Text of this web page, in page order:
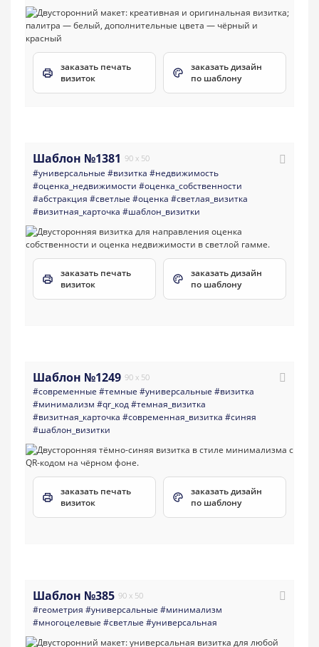
заказать печать
визиток
заказать дизайн
по шаблону
Шаблон №1381 90 x 50
#универсальные #визитка #недвижимость
#оценка_недвижимости #оценка_собственности
#абстракция #светлые #оценка #светлая_визитка
#визитная_карточка #шаблон_визитки
заказать печать
визиток
заказать дизайн
по шаблону
Шаблон №1249 90 x 50
#современные #темные #универсальные #визитка
#минимализм #qr_код#темная_визитка
#визитная_карточка #современная_визитка #синяя
#шаблон_визитки
заказать печать
визиток
заказать дизайн
по шаблону
Шаблон №385 90 x 50
#геометрия #универсальные #минимализм
#многоцелевые #светлые #универсальная